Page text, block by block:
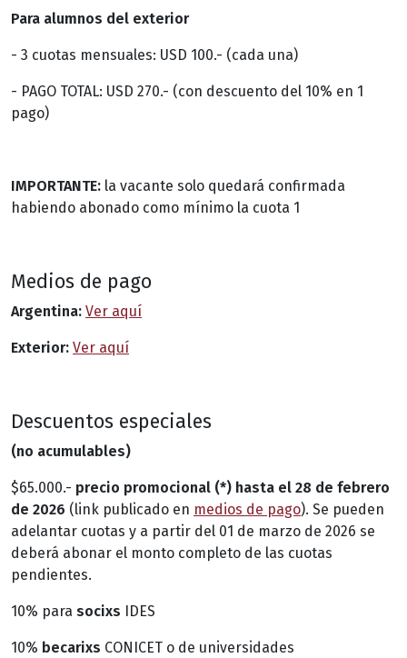
Para alumnos del exterior
- 3 cuotas mensuales: USD 100.- (cada una)
- PAGO TOTAL: USD 270.- (con descuento del 10% en 1
pago)
IMPORTANTE: la vacante solo quedará confirmada
habiendo abonado como mínimo la cuota 1
Medios de pago
Argentina: Ver aquí
Exterior: Ver aquí
Descuentos especiales
(no acumulables)
$65.000.- precio promocional (*) hasta el 28 de febrero
de 2026 (link publicado en medios de pago). Se pueden
adelantar cuotas y a partir del 01 de marzo de 2026 se
deberá abonar el monto completo de las cuotas
pendientes.
10% para socixs IDES
10% becarixs CONICET o de universidades